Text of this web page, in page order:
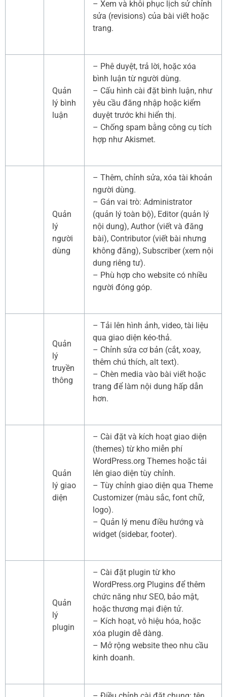
– Xem và khôi phục lịch sử chỉnh
sửa (revisions) của bài viết hoặc
trang.
Quản
lý bình
luận
– Phê duyệt, trả lời, hoặc xóa
bình luận từ người dùng.
– Cấu hình cài đặt bình luận, như
yêu cầu đăng nhập hoặc kiểm
duyệt trước khi hiển thị.
– Chống spam bằng công cụ tích
hợp như Akismet.
Quản
lý
người
dùng
– Thêm, chỉnh sửa, xóa tài khoản
người dùng.
– Gán vai trò: Administrator
(quản lý toàn bộ), Editor (quản lý
nội dung), Author (viết và đăng
bài), Contributor (viết bài nhưng
không đăng), Subscriber (xem nội
dung riêng tư).
– Phù hợp cho website có nhiều
người đóng góp.
Quản
lý
truyền
thông
– Tải lên hình ảnh, video, tài liệu
qua giao diện kéo-thả.
– Chỉnh sửa cơ bản (cắt, xoay,
thêm chú thích, alt text).
– Chèn media vào bài viết hoặc
trang để làm nội dung hấp dẫn
hơn.
Quản
lý giao
diện
– Cài đặt và kích hoạt giao diện
(themes) từ kho miễn phí
WordPress.org Themes hoặc tải
lên giao diện tùy chỉnh.
– Tùy chỉnh giao diện qua Theme
Customizer (màu sắc, font chữ,
logo).
– Quản lý menu điều hướng và
widget (sidebar, footer).
Quản
lý
plugin
– Cài đặt plugin từ kho
WordPress.org Plugins để thêm
chức năng như SEO, bảo mật,
hoặc thương mại điện tử.
– Kích hoạt, vô hiệu hóa, hoặc
xóa plugin dễ dàng.
– Mở rộng website theo nhu cầu
kinh doanh.